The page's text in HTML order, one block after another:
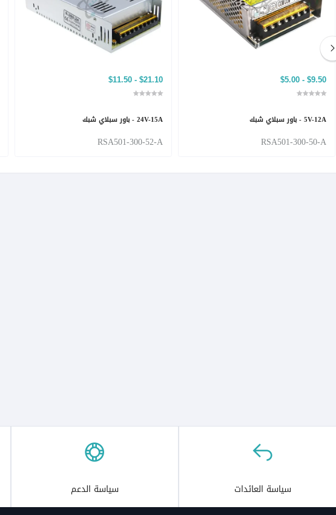
$9.50 - $5.00
5V-12A - باور سبلاي شبك
RSA501-300-50-A
$21.10 - $11.50
24V-15A - باور سبلاي شبك
RSA501-300-52-A
سياسة العائدات سياسة الدعم